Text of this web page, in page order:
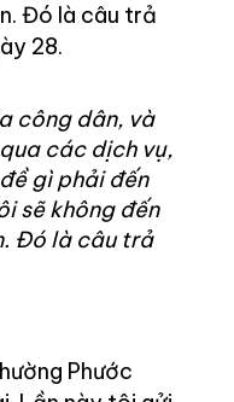
Đó là câu trả
28.
công dân, và
các dịch vụ,
gì phải đến
sẽ không đến
Đó là câu trả
Phước